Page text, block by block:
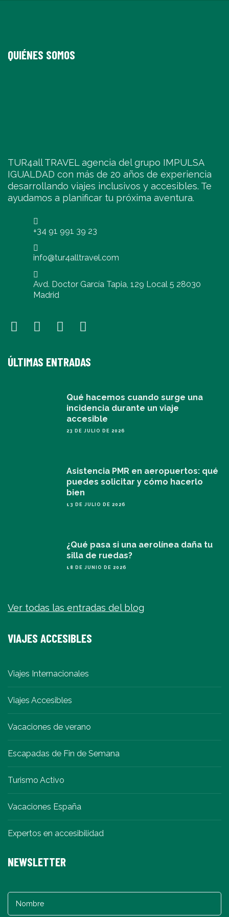
QUIÉNES SOMOS
TUR4all TRAVEL agencia del grupo IMPULSA
IGUALDAD con más de 20 años de experiencia
desarrollando viajes inclusivos y accesibles. Te
ayudamos a planificar tu próxima aventura.
+34 91 991 39 23
info@tur4alltravel.com
Avd. Doctor García Tapia, 129 Local 5 28030
Madrid
ÚLTIMAS ENTRADAS
Qué hacemos cuando surge una
incidencia durante un viaje
accesible
23 DE JULIO DE 2026
Asistencia PMR en aeropuertos: qué
puedes solicitar y cómo hacerlo
bien
13 DE JULIO DE 2026
¿Qué pasa si una aerolínea daña tu
silla de ruedas?
18 DE JUNIO DE 2026
Ver todas las entradas del blog
VIAJES ACCESIBLES
Viajes Internacionales
Viajes Accesibles
Vacaciones de verano
Escapadas de Fin de Semana
Turismo Activo
Vacaciones España
Expertos en accesibilidad
NEWSLETTER